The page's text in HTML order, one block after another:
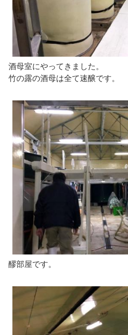
酒母室にやってきました。
竹の露の酒母は全て速醸です。
醪部屋です。